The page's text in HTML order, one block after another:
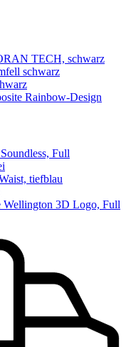
TECH, schwarz
schwarz
Rainbow-Design
Full
tiefblau
Wellington 3D Logo, Full